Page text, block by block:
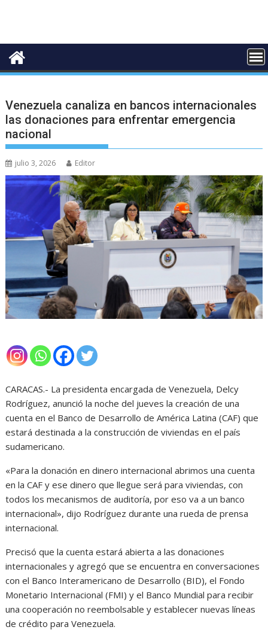
Venezuela canaliza en bancos internacionales
las donaciones para enfrentar emergencia
nacional
julio 3, 2026 Editor
CARACAS.- La presidenta encargada de Venezuela, Delcy
Rodríguez, anunció la noche del jueves la creación de una
cuenta en el Banco de Desarrollo de América Latina (CAF) que
estará destinada a la construcción de viviendas en el país
sudamericano.
«Para la donación en dinero internacional abrimos una cuenta
en la CAF y ese dinero que llegue será para viviendas, con
todos los mecanismos de auditoría, por eso va a un banco
internacional», dijo Rodríguez durante una rueda de prensa
internacional.
Precisó que la cuenta estará abierta a las donaciones
internacionales y agregó que se encuentra en conversaciones
con el Banco Interamericano de Desarrollo (BID), el Fondo
Monetario Internacional (FMI) y el Banco Mundial para recibir
una cooperación no reembolsable y establecer nuevas líneas
de crédito para Venezuela.